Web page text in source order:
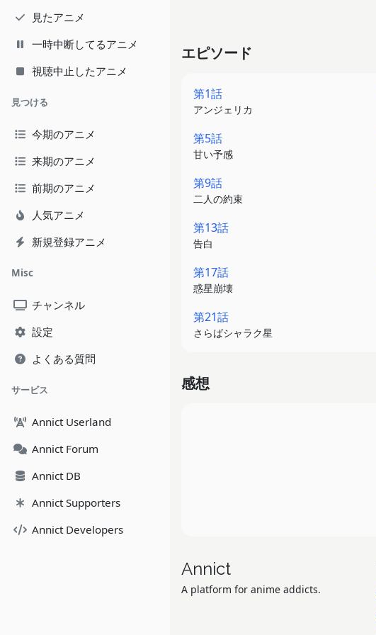
見たアニメ
一時中断してるアニメ
視聴中止したアニメ
見つける
今期のアニメ
来期のアニメ
前期のアニメ
人気アニメ
新規登録アニメ
Misc
チャンネル
設定
よくある質問
サービス
Annict Userland
Annict Forum
Annict DB
Annict Supporters
Annict Developers
エピソード
第1話
アンジェリカ
第5話
甘い予感
第9話
二人の約束
第13話
告白
第17話
惑星崩壊
第21話
さらばシャラク星
感想
Annict
A platform for anime addicts.